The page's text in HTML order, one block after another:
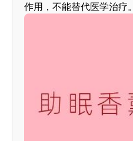
作用，不能替代医学治疗。